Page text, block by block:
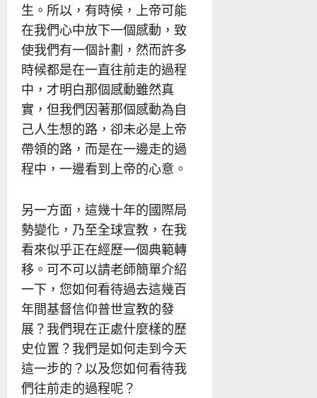
生。所以，有時候，上帝可能
在我們心中放下一個感動，致
使我們有一個計劃，然而許多
時候都是在一直往前走的過程
中，才明白那個感動雖然真
實，但我們因著那個感動為自
己人生想的路，卻未必是上帝
帶領的路，而是在一邊走的過
程中，一邊看到上帝的心意。
另一方面，這幾十年的國際局
勢變化，乃至全球宣教，在我
看來似乎正在經歷一個典範轉
移。可不可以請老師簡單介紹
一下，您如何看待過去這幾百
年間基督信仰普世宣教的發
展？我們現在正處什麼樣的歷
史位置？我們是如何走到今天
這一步的？以及您如何看待我
們往前走的過程呢？